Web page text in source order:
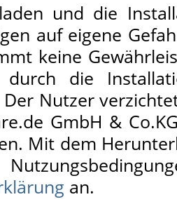
und die
auf eigene
keine
durch die
Nutzer
GmbH &
Mit dem
an.